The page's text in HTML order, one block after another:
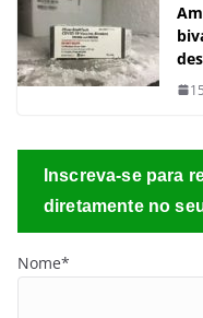
Inscreva-se para
diretamente no
Nome*